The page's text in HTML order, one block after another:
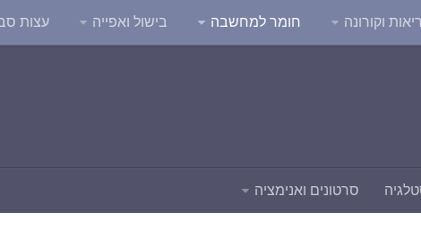
וקורונה חומר למחשבה בישול ואפייה עצות
סרטונים ואנימציה